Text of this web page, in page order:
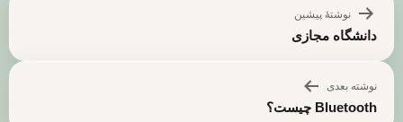
نوشته
نوشتهٔ پیشین
دانشگاه مجازی
نوشته بعدی
Bluetooth چیست؟